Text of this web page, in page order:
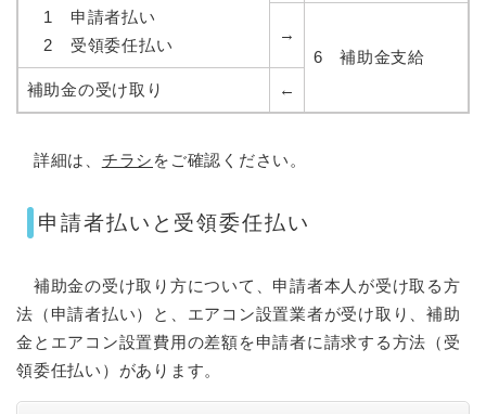
1 申請者払い
2 受領委任払い
→
6 補助金支給
補助金の受け取り
←
詳細は、 チラシ をご確認ください。
申請者払いと受領委任払い
補助金の受け取り方について、申請者本人が受け取る方
法（申請者払い）と、エアコン設置業者が受け取り、補助
金とエアコン設置費用の差額を申請者に請求する方法（受
領委任払い）があります。